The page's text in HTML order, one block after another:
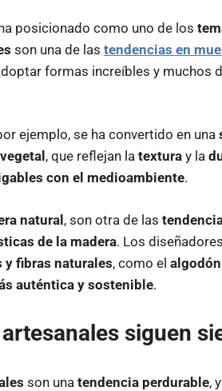
posicionado como uno de los
son una de las tendencias en
formas increíbles y muchos
ejemplo, se ha convertido en una
, que reflejan la textura y la
con el medioambiente.
natural, son otra de las
de la madera. Los
y fibras naturales, como el
auténtica y sostenible.
siguen
son una tendencia perdurable,